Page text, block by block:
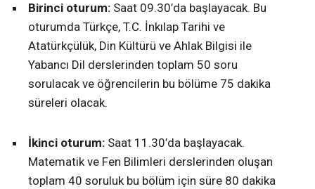
Birinci oturum: Saat 09.30’da başlayacak. Bu
oturumda Türkçe, T.C. İnkılap Tarihi ve
Atatürkçülük, Din Kültürü ve Ahlak Bilgisi ile
Yabancı Dil derslerinden toplam 50 soru
sorulacak ve öğrencilerin bu bölüme 75 dakika
süreleri olacak.
İkinci oturum: Saat 11.30’da başlayacak.
Matematik ve Fen Bilimleri derslerinden oluşan
toplam 40 soruluk bu bölüm için süre 80 dakika